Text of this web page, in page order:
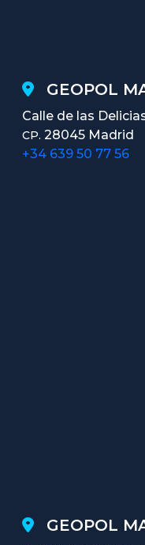
GEOPOL
Calle de las
CP. 28045 Madrid
+34 639 50 77 56
GEOPOL